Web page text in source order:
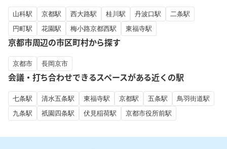
山科駅 京都駅 西大路駅 桂川駅 丹波口駅
二条駅
円町駅
花園駅 梅小路京都西駅 東福寺駅
京都市周辺の市区町村から探す
京都市 長岡京市
会議・打ち合わせできるスペースがある近くの駅
七条駅 清水五条駅 東福寺駅 京都駅 五条駅
鳥羽街道駅
九条駅
祇園四条駅 伏見稲荷駅 京都市役所前駅